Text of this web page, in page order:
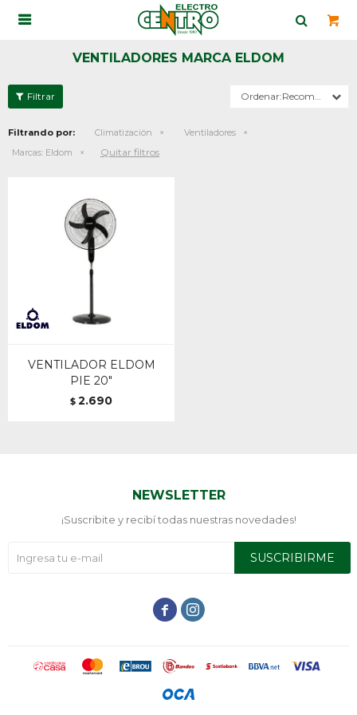

VENTILADORES MARCA ELDOM
Recomendados
Filtrando por: Climatización
Ventiladores
Marcas: Eldom Quitar filtros
VENTILADOR ELDOM
PIE 20"
$ 2.690
NEWSLETTER
¡Suscribite y recibí todas nuestras novedades!
SUSCRIBIRME
 